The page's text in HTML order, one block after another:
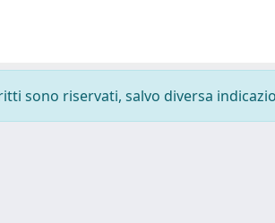
sono riservati, salvo diversa